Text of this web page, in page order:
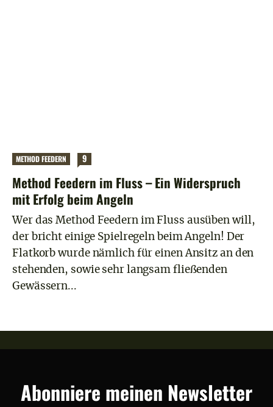
METHOD FEEDERN 9
Method Feedern im Fluss – Ein Widerspruch
mit Erfolg beim Angeln
Wer das Method Feedern im Fluss ausüben will,
der bricht einige Spielregeln beim Angeln! Der
Flatkorb wurde nämlich für einen Ansitz an den
stehenden, sowie sehr langsam fließenden
Gewässern...
Abonniere meinen Newsletter